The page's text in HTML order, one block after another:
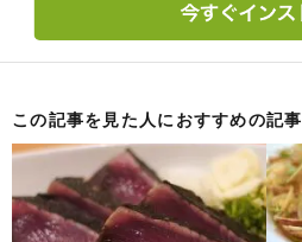
この記事を見た人におすすめの記事